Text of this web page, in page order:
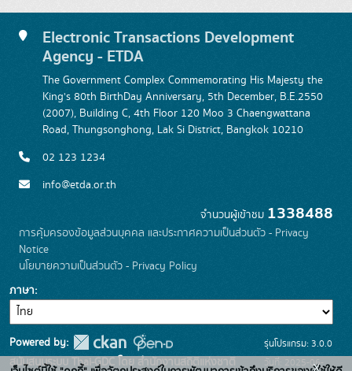
Electronic Transactions Development
Agency - ETDA
The Government Complex Commemorating His Majesty the
King's 80th BirthDay Anniversary, 5th December, B.E.2550
(2007), Building C, 4th Floor 120 Moo 3 Chaengwattana
Road, Thungsonghong, Lak Si District, Bangkok 10210
02 123 1234
info@etda.or.th
จำนวนผู้เข้าชม 1338488
การคุ้มครองข้อมูลส่วนบุคคล และประกาศความเป็นส่วนตัว - Privacy
Notice
นโยบายความเป็นส่วนตัว - Privacy Policy
ภาษา
Powered by:
สนับสนุนระบบ Thai-GDC โดย สำนักงานสถิติแห่งชาติ
รุ่นโปรแกรม: 3.0.0
วันที่: 2025-06-